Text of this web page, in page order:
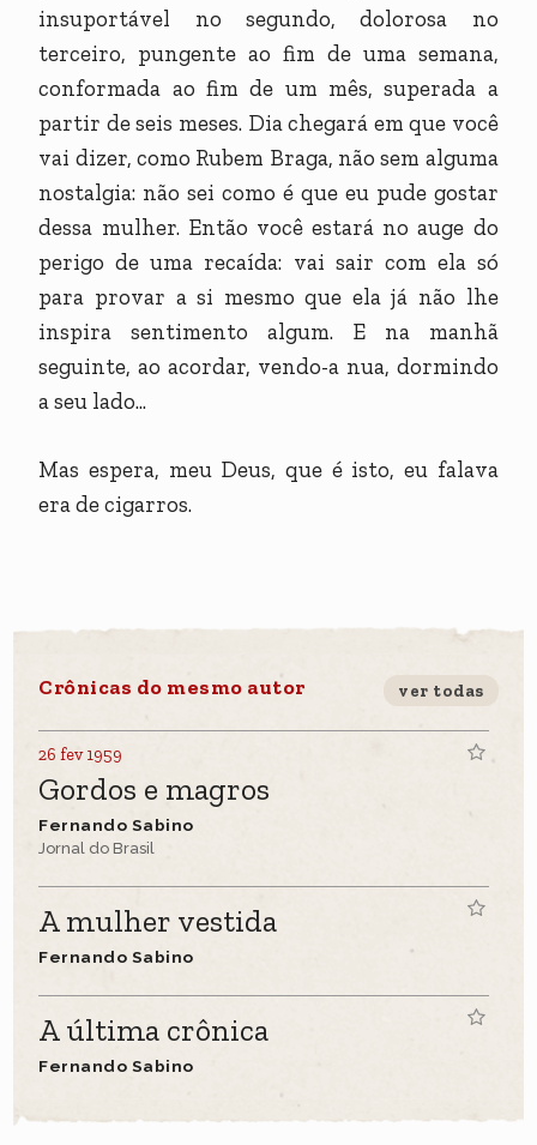
insuportável no segundo, dolorosa no
terceiro, pungente ao fim de uma semana,
conformada ao fim de um mês, superada a
partir de seis meses. Dia chegará em que você
vai dizer, como Rubem Braga, não sem alguma
nostalgia: não sei como é que eu pude gostar
dessa mulher. Então você estará no auge do
perigo de uma recaída: vai sair com ela só
para provar a si mesmo que ela já não lhe
inspira sentimento algum. E na manhã
seguinte, ao acordar, vendo-a nua, dormindo
a seu lado...
Mas espera, meu Deus, que é isto, eu falava
era de cigarros.
Crônicas do mesmo autor ver todas
26 fev 1959
Gordos e magros
Fernando Sabino
Jornal do Brasil
A mulher vestida
Fernando Sabino
A última crônica
Fernando Sabino